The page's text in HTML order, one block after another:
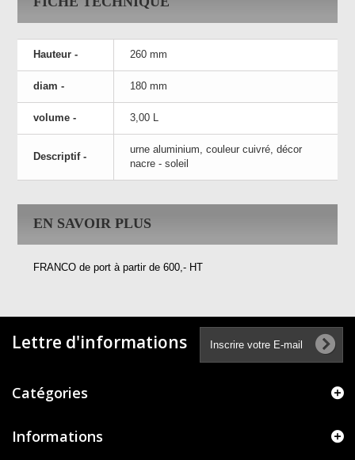
Hauteur - 260 mm
diam - 180 mm
volume - 3,00 L
Descriptif -
urne aluminium, couleur cuivré, décor
nacre - soleil
EN SAVOIR PLUS
FRANCO de port à partir de 600,- HT
Lettre d'informations
Catégories
Informations